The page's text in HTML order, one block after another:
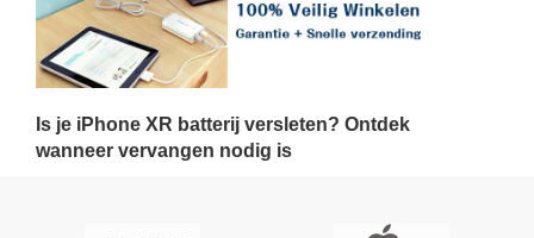
Is je iPhone XR batterij versleten? Ontdek
wanneer vervangen nodig is